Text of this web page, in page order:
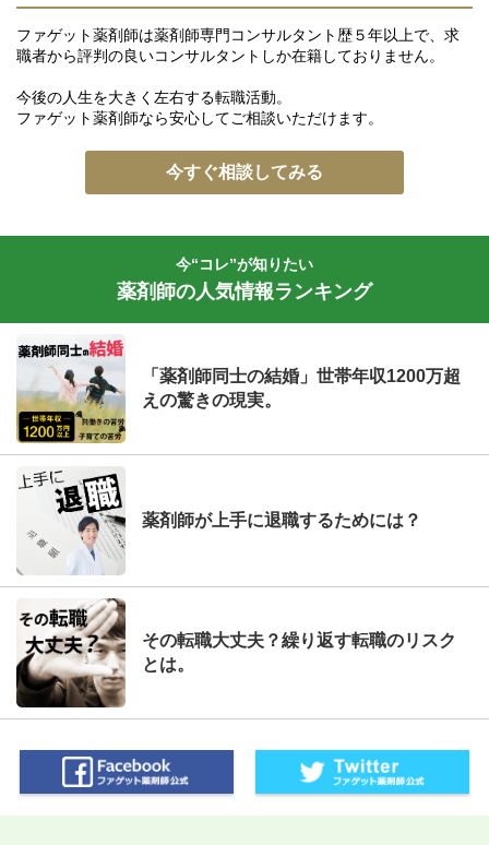
ファゲット薬剤師は薬剤師専門コンサルタント歴５年以上で、求
職者から評判の良いコンサルタントしか在籍しておりません。
今後の人生を大きく左右する転職活動。
ファゲット薬剤師なら安心してご相談いただけます。
今すぐ相談してみる
今“コレ”が知りたい
薬剤師の人気情報ランキング
「薬剤師同士の結婚」世帯年収1200万超
えの驚きの現実。
薬剤師が上手に退職するためには？
その転職大丈夫？繰り返す転職のリスク
とは。